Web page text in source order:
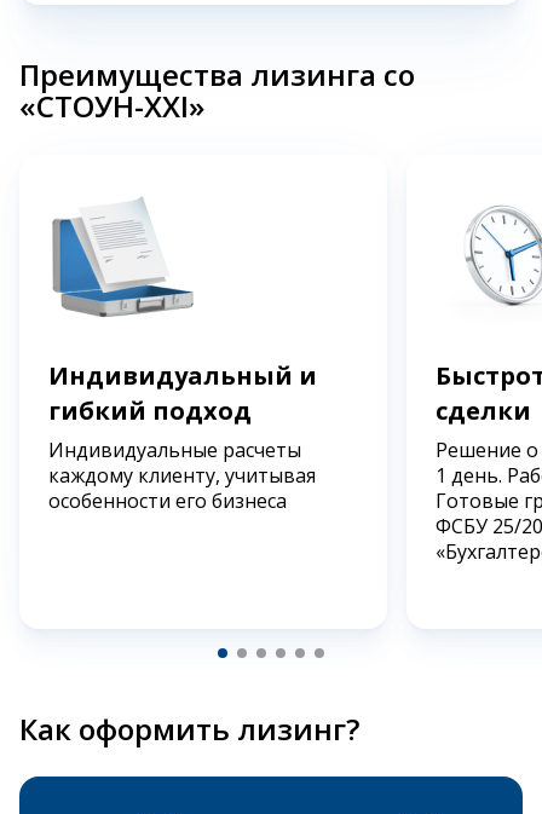
Преимущества лизинга со
«СТОУН-XXI»
Индивидуальный и
гибкий подход
Индивидуальные расчеты
каждому клиенту, учитывая
особенности его бизнеса
сделки
Решение
1 день.
Готовые
ФСБУ 25/
Как оформить лизинг?